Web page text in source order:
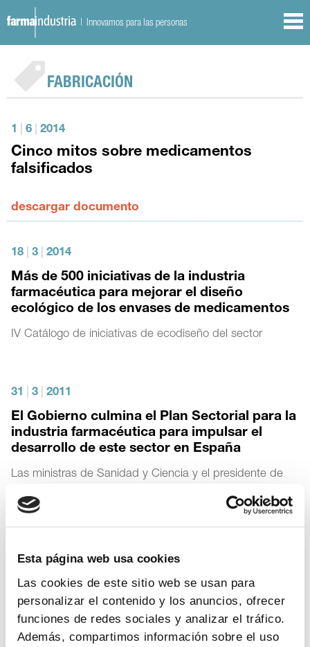
Esta página web usa cookies
Las cookies de este sitio web se usan para
personalizar el contenido y los anuncios, ofrecer
funciones de redes sociales y analizar el tráfico.
Además, compartimos información sobre el uso
| Innovamos para las personas
FABRICACIÓN
1 6 2014
Cinco mitos sobre medicamentos
falsificados
descargar documento
18 3 2014
Más de 500 iniciativas de la industria
farmacéutica para mejorar el diseño
ecológico de los envases de medicamentos
IV Catálogo de iniciativas de ecodiseño del sector
31 3 2011
El Gobierno culmina el Plan Sectorial para la
industria farmacéutica para impulsar el
desarrollo de este sector en España
Las ministras de Sanidad y Ciencia y el presidente de